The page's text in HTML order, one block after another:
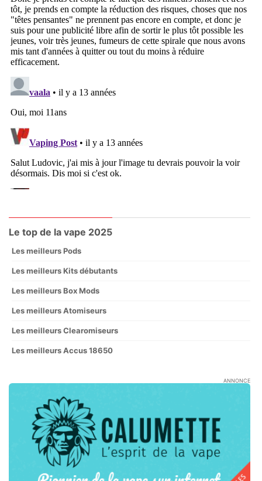
Le top de la vape 2025
Les meilleurs Pods
Les meilleurs Kits débutants
Les meilleurs Box Mods
Les meilleurs Atomiseurs
Les meilleurs Clearomiseurs
Les meilleurs Accus 18650
ANNONCE